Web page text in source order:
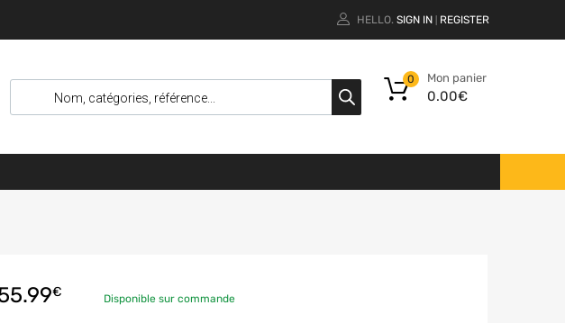
HELLO. SIGN IN REGISTER
Mon panier
0.00€
0
€ Disponible sur commande